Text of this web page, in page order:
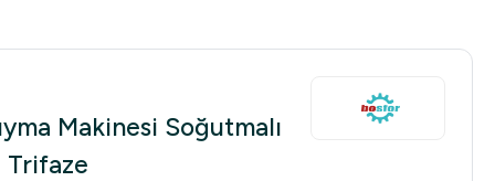
Makinesi Soğutmalı
Trifaze